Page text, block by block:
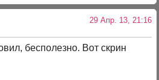
29 Апр. 13, 21:16
бесполезно. Вот скрин